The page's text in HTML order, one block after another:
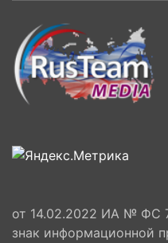
от 14.02.2022 ИА № ФС
знак информационной